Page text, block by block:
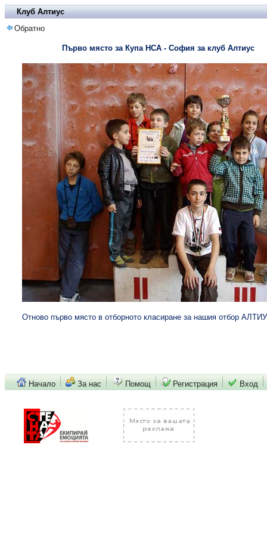
Клуб Алтиус
Обратно
Първо място за Купа НСА - София за клуб Алтиус
Отново първо място в отборното класиране за нашия отбор
Начало За нас Помощ Регистрация Вход